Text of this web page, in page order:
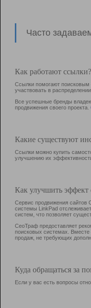
Часто
Как работают ссылки?
Ссылки помогают поисковым
участвовать в
Все успешные бренды
продвижения своего проекта.
Какие существуют
Ссылки можно купить
улучшению их
Как улучшить эффект
Сервис продвижения сайтов
системы LinkPad
систем, что позволяет
СеоТраф предоставляет
поисковых системах.
продаж, не требующих
Куда обращаться за
Если у вас есть вопросы